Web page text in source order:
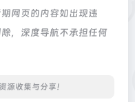
网页的内容如出现违
，深度导航不承担任何
源收集与分享！